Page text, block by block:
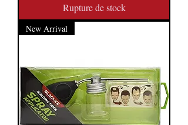
Rupture de stock
New Arrival